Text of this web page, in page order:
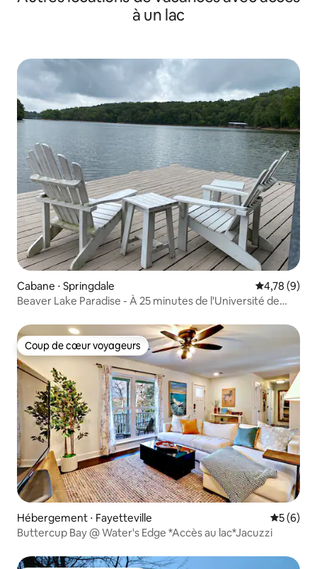
à un lac
Cabane ⋅ Springdale Évaluation
4,78 (9)
Beaver Lake Paradise - À 25 minutes de l'Université de
Coup de cœur voyageurs
Coup de cœur voyageurs
Hébergement ⋅ Fayetteville
5 (6)
Buttercup Bay @ Water's Edge *Accès au lac*Jacuzzi